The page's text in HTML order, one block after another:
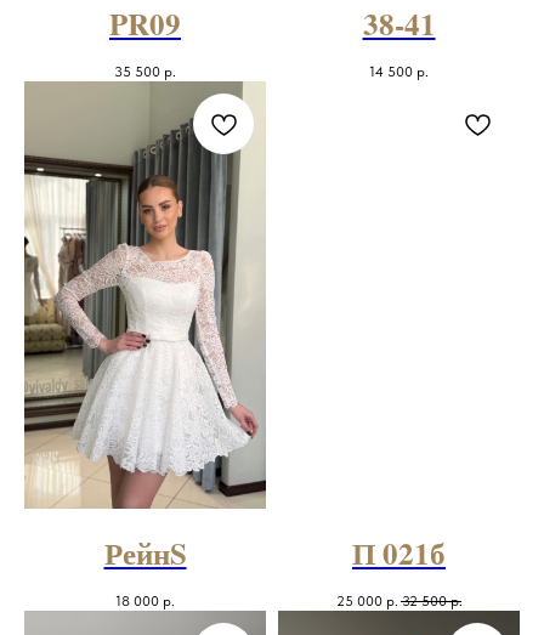
PR09
35 500 р.
38-41
14 500 р.
РейнS
18 000 р.
П 021б
25 000 р. 32 500 р.